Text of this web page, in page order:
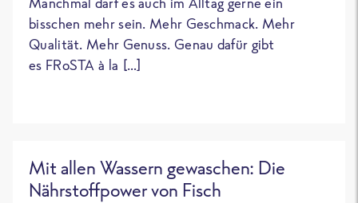
bisschen mehr sein. Mehr Geschmack. Mehr
Qualität. Mehr Genuss. Genau dafür gibt
es FRoSTA à la […]
Mit allen Wassern gewaschen: Die
Nährstoffpower von Fisch